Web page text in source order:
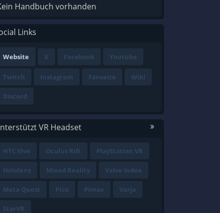
Handbuch vorhanden
Links
Website X Facebook Youtube
Twitch Instagram Fanseite Wiki
Discord
VR Headset
HTC Vive Oculus Rift PlayStation VR
Hololens Mixed Reality Valve Index
Meta Quest Pico Pimax Varjo
StarVR